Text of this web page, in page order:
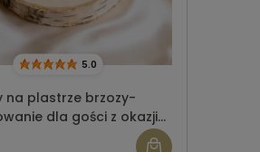
na plastrze brzozy-
dla gości z okazji
3
5.0